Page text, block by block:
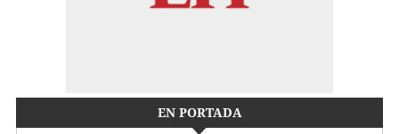
EN PORTADA